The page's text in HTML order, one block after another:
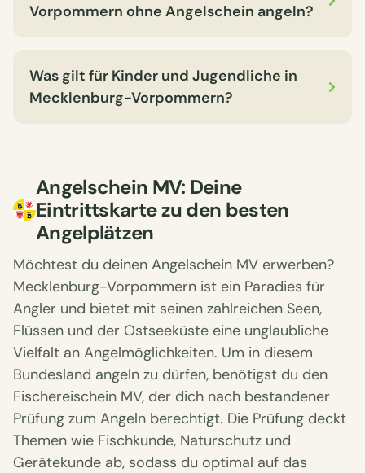
Vorpommern ohne Angelschein angeln?
Was gilt für Kinder und Jugendliche in
Mecklenburg-Vorpommern?
Angelschein MV: Deine
Eintrittskarte zu den besten
Angelplätzen
Möchtest du deinen Angelschein MV erwerben?
Mecklenburg-Vorpommern ist ein Paradies für
Angler und bietet mit seinen zahlreichen Seen,
Flüssen und der Ostseeküste eine unglaubliche
Vielfalt an Angelmöglichkeiten. Um in diesem
Bundesland angeln zu dürfen, benötigst du den
Fischereischein MV, der dich nach bestandener
Prüfung zum Angeln berechtigt. Die Prüfung deckt
Themen wie Fischkunde, Naturschutz und
Gerätekunde ab, sodass du optimal auf das